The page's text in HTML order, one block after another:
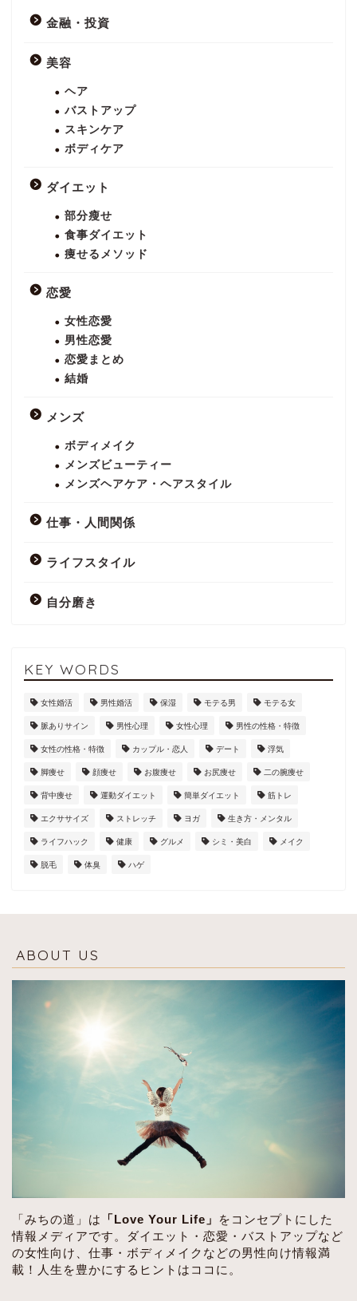
金融・投資
美容
ヘア
バストアップ
スキンケア
ボディケア
ダイエット
部分瘦せ
食事ダイエット
痩せるメソッド
恋愛
女性恋愛
男性恋愛
恋愛まとめ
結婚
メンズ
ボディメイク
メンズビューティー
メンズヘアケア・ヘアスタイル
仕事・人間関係
ライフスタイル
自分磨き
KEY WORDS
女性婚活 男性婚活 保湿 モテる男 モテる女
脈ありサイン 男性心理 女性心理 男性の性格・特徴
女性の性格・特徴 カップル・恋人 デート 浮気
脚痩せ 顔痩せ お腹痩せ お尻痩せ 二の腕痩せ
背中痩せ 運動ダイエット 簡単ダイエット 筋トレ
エクササイズ ストレッチ ヨガ 生き方・メンタル
ライフハック 健康 グルメ シミ・美白 メイク
脱毛 体臭 ハゲ
ABOUT US
「みちの道」は 「Love Your Life」
をコンセプトにした
情報メディアです。ダイエット・恋愛・バストアップなど
の女性向け、仕事・ボディメイクなどの男性向け情報満
載！人生を豊かにするヒントはココに。